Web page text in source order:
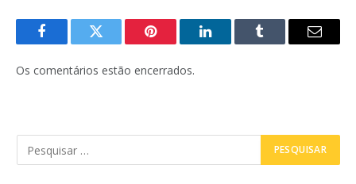
FacebookTwitter Pinterest LinkedInTumblr
E-
Os comentários estão encerrados.